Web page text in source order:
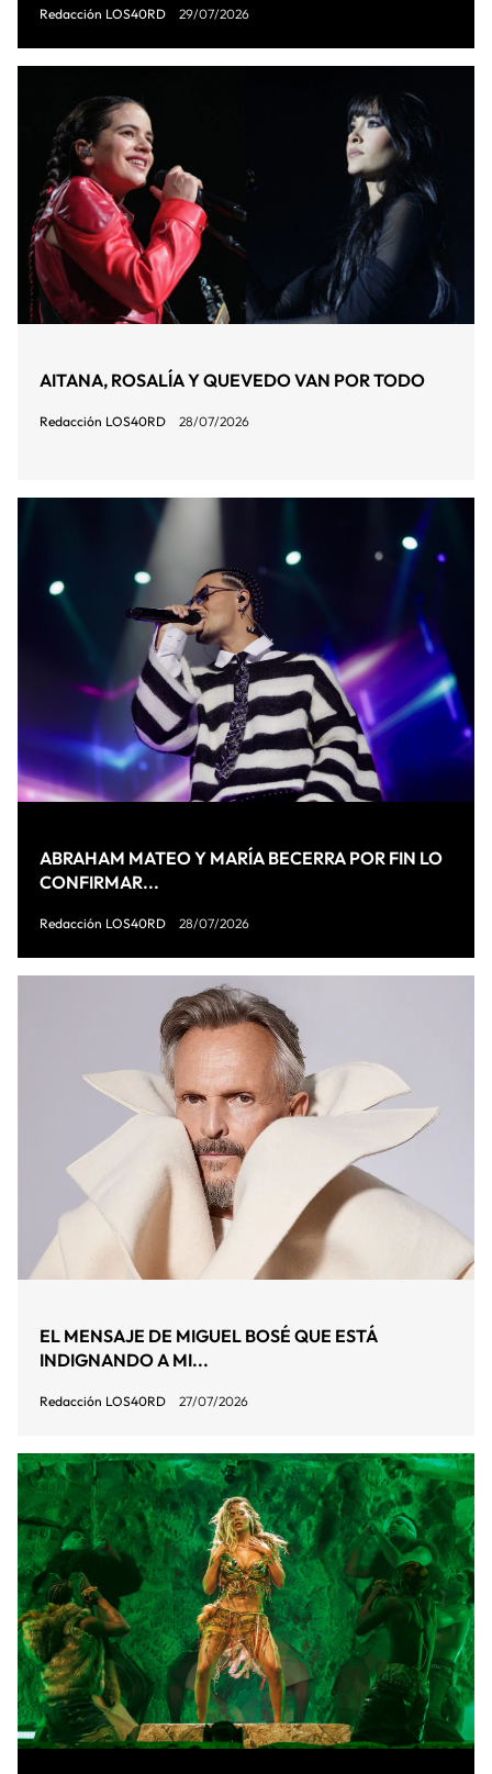
Redacción LOS40RD 29/07/2026
AITANA, ROSALÍA Y QUEVEDO VAN POR TODO
Redacción LOS40RD 28/07/2026
ABRAHAM MATEO Y MARÍA BECERRA POR FIN LO
CONFIRMAR...
Redacción LOS40RD 28/07/2026
EL MENSAJE DE MIGUEL BOSÉ QUE ESTÁ
INDIGNANDO A MI...
Redacción LOS40RD 27/07/2026